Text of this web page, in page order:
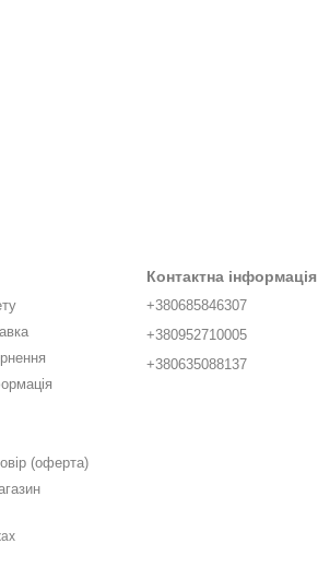
(оферта)
Контактна інформація
+380685846307
+380952710005
+380635088137